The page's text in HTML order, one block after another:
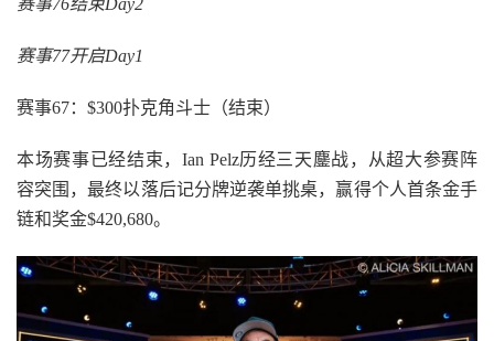
赛事77开启Day1
赛事67：$300扑克角斗士（结束）
本场赛事已经结束，Ian Pelz历经三天鏖战，从超大参赛阵
容突围，最终以落后记分牌逆袭单挑桌，赢得个人首条金手
链和奖金$420,680。